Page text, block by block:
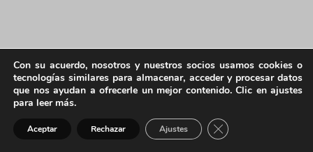
Con su acuerdo, nosotros y nuestros socios usamos cookies o
tecnologías similares para almacenar, acceder y procesar datos
que nos ayudan a ofrecerle un mejor contenido. Clic en ajustes
para leer más.
Aceptar Rechazar Ajustes Cerrar el banner de